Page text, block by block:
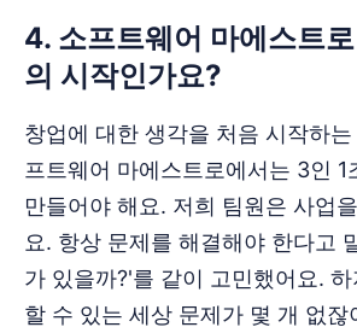
‌‌‌‌‌‌4. 소프트웨어 마에스트
의 시작인가요?
창업에 대한 생각을 처음 시작하
프트웨어 마에스트로에서는 3인 1
만들어야 해요. 저희 팀원은 사업
요. 항상 문제를 해결해야 한다고
가 있을까?'를 같이 고민했어요.
할 수 있는 세상 문제가 몇 개 없잖